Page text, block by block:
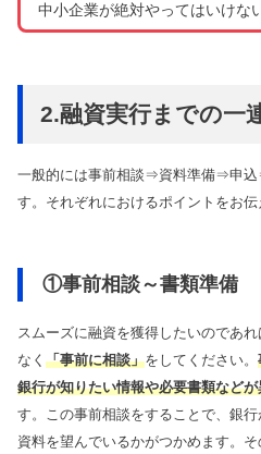
中小企業が絶対やってはいけな
2.融資実行までの一
一般的には事前相談⇒資料準備⇒申
す。それぞれにおけるポイントをお伝
①事前相談～書類準備
スムーズに融資を獲得したいのであ
なく 「事前に相談」をしてください。
銀行が知りたい情報や必要書類など
す。この事前相談をすることで、銀
資料を望んでいるかがつかめます。